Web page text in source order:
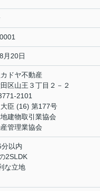
月20日
ドヤ不動産
区山王３丁目２－２
2101
臣 (16) 第177号
建物取引業協会
管理業協会
以内
2SLDK
な立地